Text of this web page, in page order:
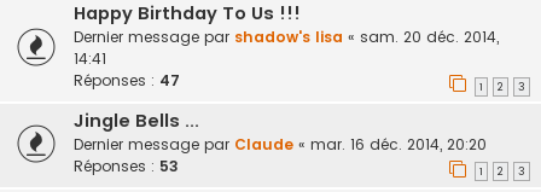
Happy Birthday To Us !!!
Dernier message par shadow's lisa « sam. 20 déc. 2014,
14:41
Réponses : 47 1 2 3
Jingle Bells ...
Dernier message par Claude « mar. 16 déc. 2014, 20:20
Réponses : 53 1 2 3